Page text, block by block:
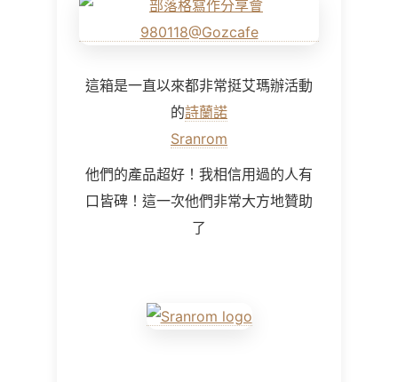
這箱是一直以來都非常挺艾瑪辦活動
的詩蘭諾
Sranrom
他們的產品超好！我相信用過的人有
口皆碑！這一次他們非常大方地贊助
了